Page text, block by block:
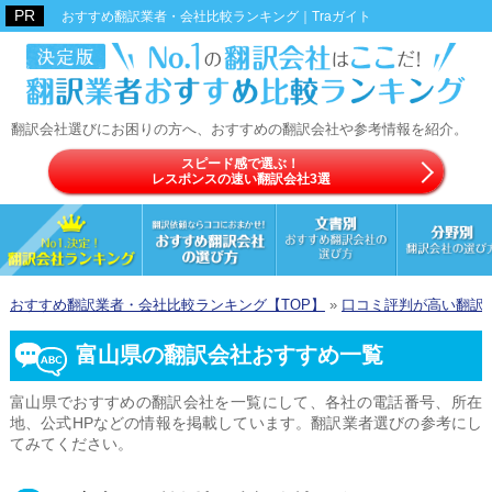
おすすめ翻訳業者・会社比較ランキング｜Traガイト
翻訳会社選びにお困りの方へ、おすすめの翻訳会社や参考情報を紹介。
スピード感で選ぶ！
レスポンスの速い翻訳会社3選
おすすめ翻訳業者・会社比較ランキング【TOP】 » 口コミ評判が高い翻訳
富山県の翻訳会社おすすめ一覧
富山県でおすすめの翻訳会社を一覧にして、各社の電話番号、所在
地、公式HPなどの情報を掲載しています。翻訳業者選びの参考にし
てみてください。